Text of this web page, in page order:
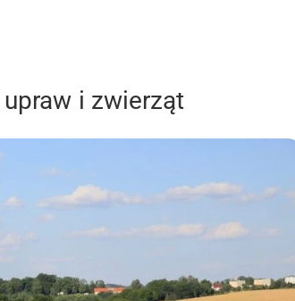
i zwierząt